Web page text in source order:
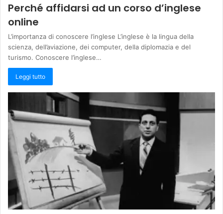
Perché affidarsi ad un corso d’inglese
online
L’importanza di conoscere l’inglese L’inglese è la lingua della
scienza, dell’aviazione, dei computer, della diplomazia e del
turismo. Conoscere l’inglese…
Leggi tutto